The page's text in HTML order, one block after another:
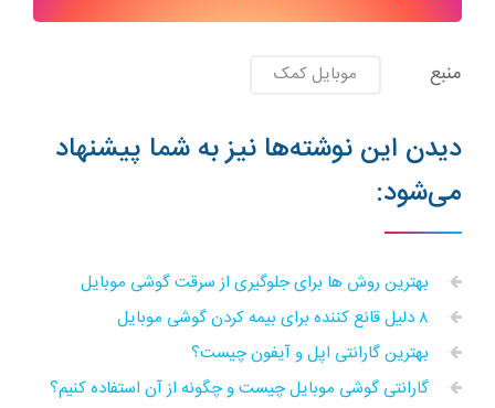
منبع موبایل کمک
دیدن این نوشته‌ها نیز به شما پیشنهاد
می‌شود:
بهترین روش ها برای جلوگیری از سرقت گوشی موبایل
بهترین گارانتی اپل و آیفون چیست؟
گارانتی گوشی موبایل چیست و چگونه از آن استفاده کنیم؟